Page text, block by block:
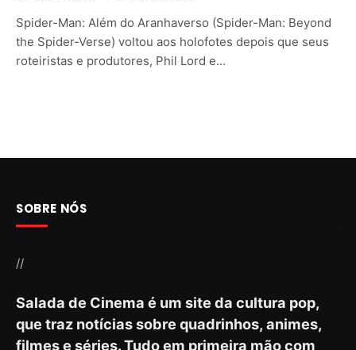
Spider-Man: Além do Aranhaverso (Spider-Man: Beyond
the Spider-Verse) voltou aos holofotes depois que seus
roteiristas e produtores, Phil Lord e…
SOBRE NÓS
//
Salada de Cinema é um site da cultura pop,
que traz notícias sobre quadrinhos, animes,
filmes e séries. Tudo em primeira mão com